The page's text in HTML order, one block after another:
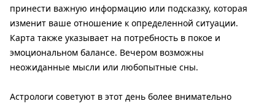
принести важную информацию или подсказку, которая
изменит ваше отношение к определенной ситуации.
Карта также указывает на потребность в покое и
эмоциональном балансе. Вечером возможны
неожиданные мысли или любопытные сны.
Астрологи советуют в этот день более внимательно